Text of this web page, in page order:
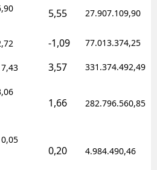
5,55 27.907.109,90
-1,09 77.013.374,25
3,57 331.374.492,49
1,66 282.796.560,85
0,20 4.984.490,46